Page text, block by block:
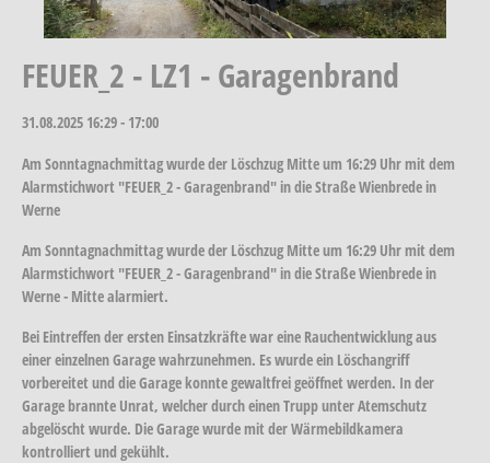
FEUER_2 - LZ1 - Garagenbrand
31.08.2025 16:29 - 17:00
Am Sonntagnachmittag wurde der Löschzug Mitte um 16:29 Uhr mit dem
Alarmstichwort "FEUER_2 - Garagenbrand" in die Straße Wienbrede in
Werne
Am Sonntagnachmittag wurde der Löschzug Mitte um 16:29 Uhr mit dem
Alarmstichwort "FEUER_2 - Garagenbrand" in die Straße Wienbrede in
Werne - Mitte alarmiert.
Bei Eintreffen der ersten Einsatzkräfte war eine Rauchentwicklung aus
einer einzelnen Garage wahrzunehmen. Es wurde ein Löschangriff
vorbereitet und die Garage konnte gewaltfrei geöffnet werden. In der
Garage brannte Unrat, welcher durch einen Trupp unter Atemschutz
abgelöscht wurde. Die Garage wurde mit der Wärmebildkamera
kontrolliert und gekühlt.